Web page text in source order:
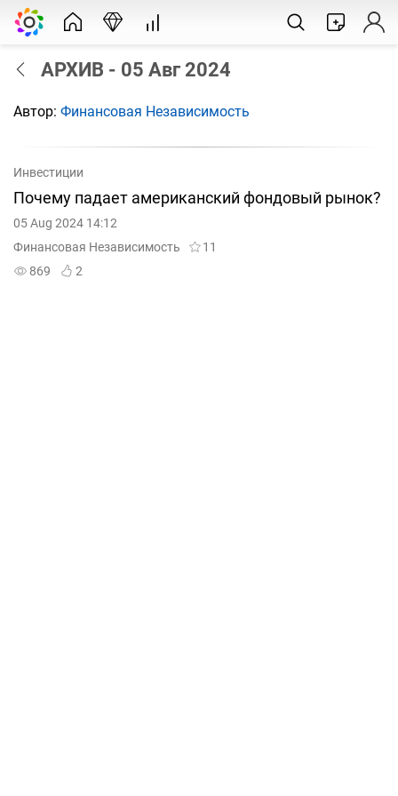
АРХИВ - 05 Авг 2024
Автор: Финансовая Независимость
Инвестиции
Почему падает американский фондовый рынок?
05 Aug 2024 14:12
Финансовая Независимость
11
869
2